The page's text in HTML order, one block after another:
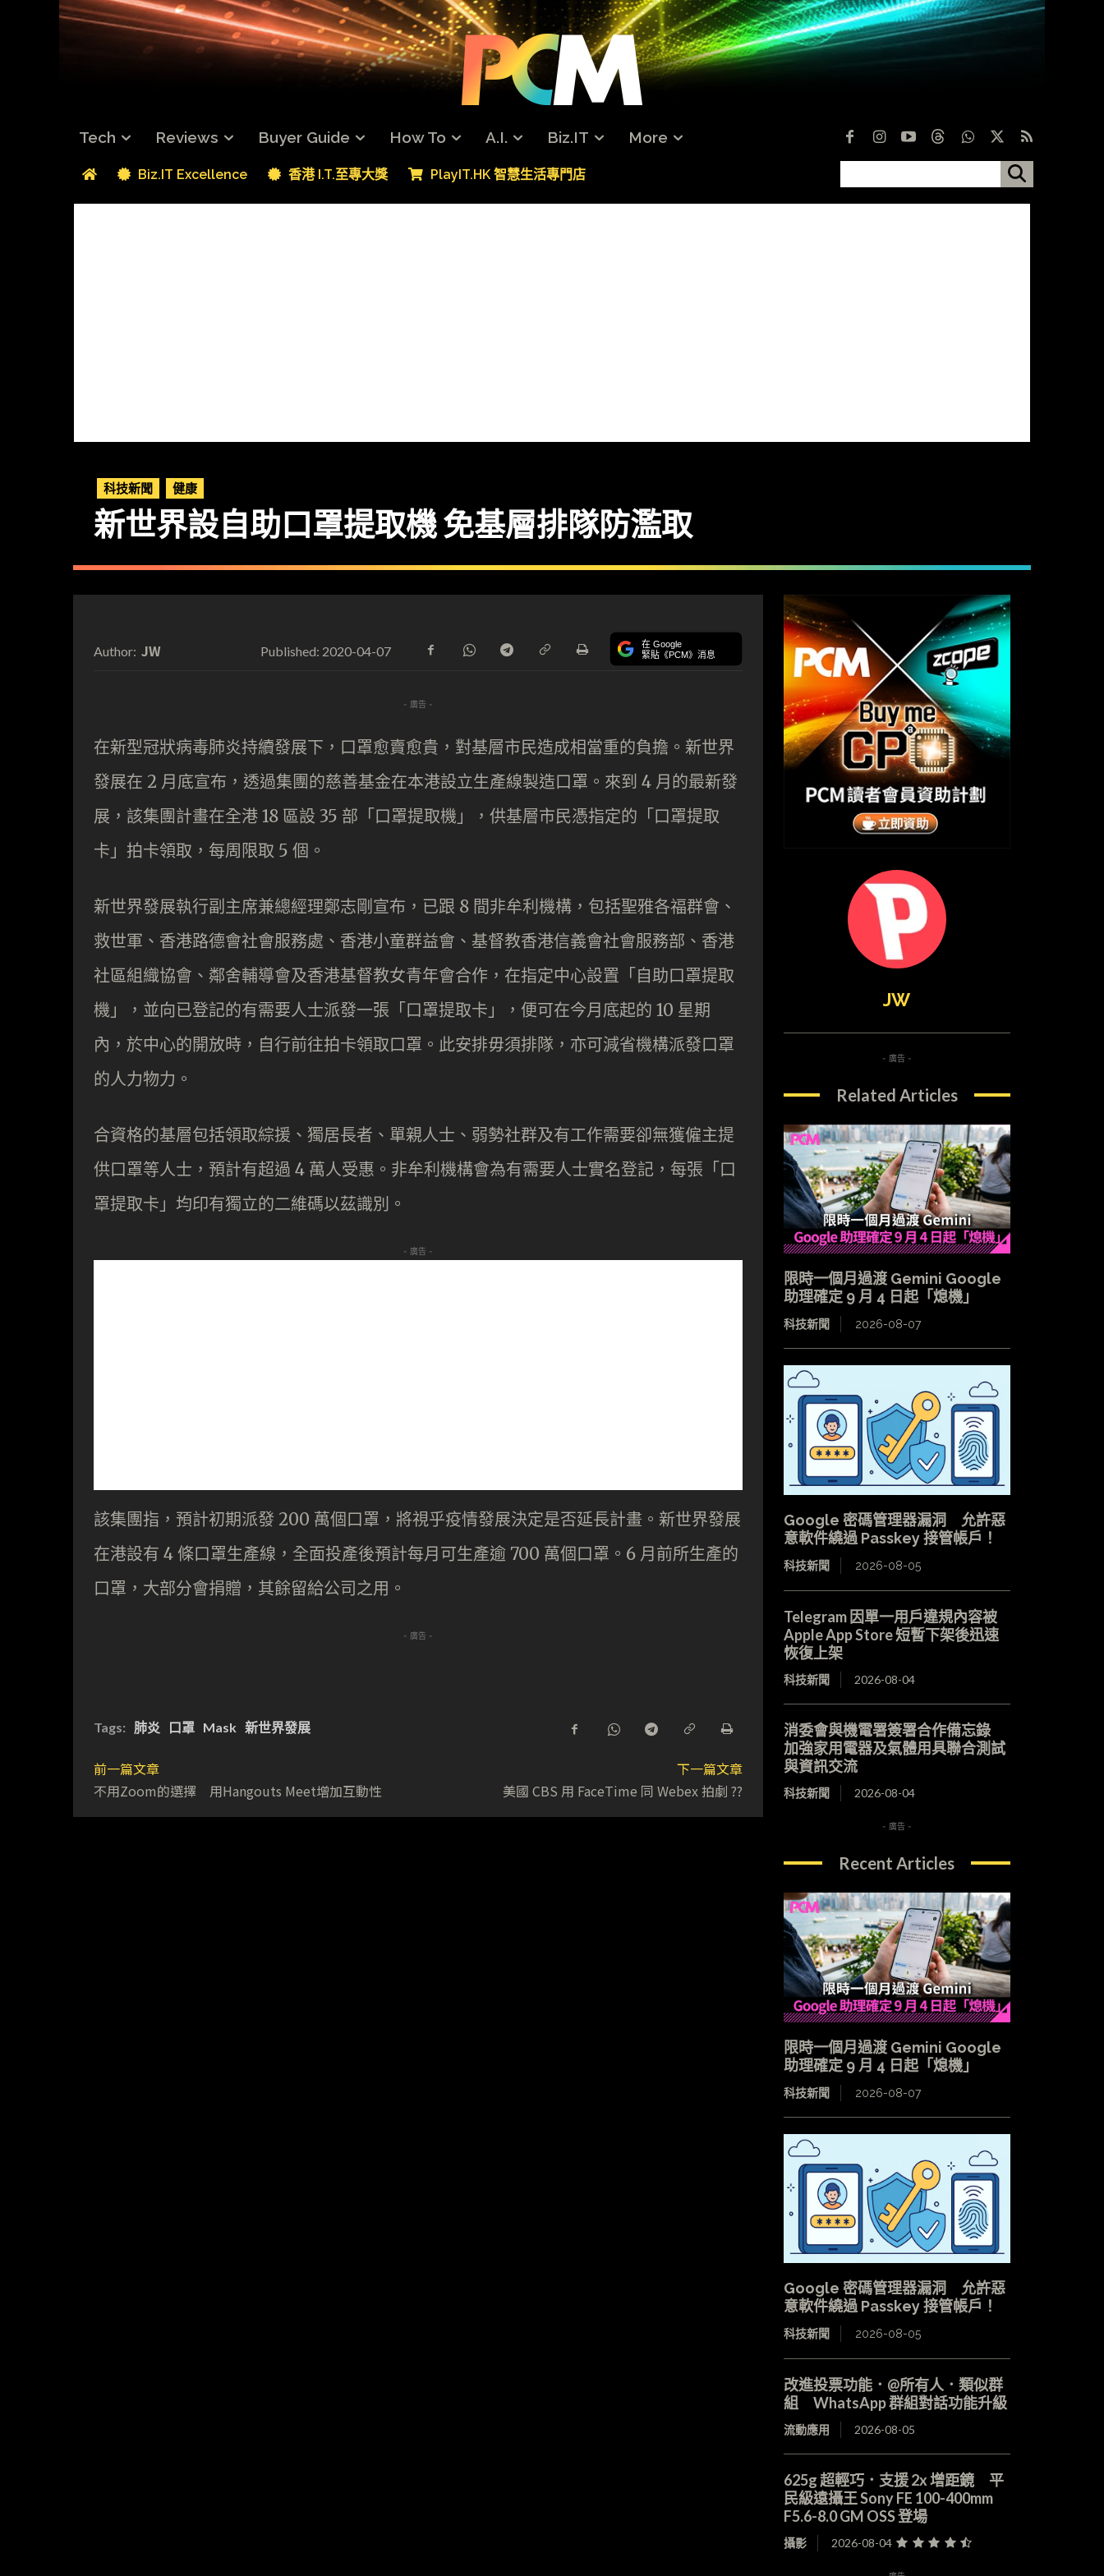
Tech Reviews Buyer Guide How To A.I. Biz.IT More
Biz.IT Excellence 香港 I.T.至專大獎 PlayIT.HK 智慧生活專門店
科技新聞 健康
新世界設自助口罩提取機 免基層排隊防濫取
Author: JW Published: 2020-04-07 在 Google
緊貼《PCM》消息
- 廣告 -
在新型冠狀病毒肺炎持續發展下，口罩愈賣愈貴，對基層市民造成相當重的負擔。新世界
發展在 2 月底宣布，透過集團的慈善基金在本港設立生產線製造口罩。來到 4 月的最新發
展，該集團計畫在全港 18 區設 35 部「口罩提取機」，供基層市民憑指定的「口罩提取
卡」拍卡領取，每周限取 5 個。
新世界發展執行副主席兼總經理鄭志剛宣布，已跟 8 間非牟利機構，包括聖雅各福群會、
救世軍、香港路德會社會服務處、香港小童群益會、基督教香港信義會社會服務部、香港
社區組織協會、鄰舍輔導會及香港基督教女青年會合作，在指定中心設置「自助口罩提取
機」，並向已登記的有需要人士派發一張「口罩提取卡」，便可在今月底起的 10 星期
內，於中心的開放時，自行前往拍卡領取口罩。此安排毋須排隊，亦可減省機構派發口罩
的人力物力。
合資格的基層包括領取綜援、獨居長者、單親人士、弱勢社群及有工作需要卻無獲僱主提
供口罩等人士，預計有超過 4 萬人受惠。非牟利機構會為有需要人士實名登記，每張「口
罩提取卡」均印有獨立的二維碼以茲識別。
- 廣告 -
該集團指，預計初期派發 200 萬個口罩，將視乎疫情發展決定是否延長計畫。新世界發展
在港設有 4 條口罩生產線，全面投產後預計每月可生產逾 700 萬個口罩。6 月前所生產的
口罩，大部分會捐贈，其餘留給公司之用。
- 廣告 -
Tags: 肺炎 口罩 Mask 新世界發展
前一篇文章
不用Zoom的選擇 用Hangouts Meet增加互動性
下一篇文章
美國 CBS 用 FaceTime 同 Webex 拍劇 ??
JW
- 廣告 -
Related Articles
限時一個月過渡 Gemini Google
助理確定 9 月 4 日起「熄機」
科技新聞 2026-08-07
Google 密碼管理器漏洞 允許惡
意軟件繞過 Passkey 接管帳戶！
科技新聞 2026-08-05
Telegram 因單一用戶違規內容被
Apple App Store 短暫下架後迅速
恢復上架
科技新聞 2026-08-04
消委會與機電署簽署合作備忘錄
加強家用電器及氣體用具聯合測試
與資訊交流
科技新聞 2026-08-04
- 廣告 -
Recent Articles
限時一個月過渡 Gemini Google
助理確定 9 月 4 日起「熄機」
科技新聞 2026-08-07
Google 密碼管理器漏洞 允許惡
意軟件繞過 Passkey 接管帳戶！
科技新聞 2026-08-05
改進投票功能．@所有人．類似群
組 WhatsApp 群組對話功能升級
流動應用 2026-08-05
625g 超輕巧．支援 2x 增距鏡 平
民級遠攝王 Sony FE 100-400mm
F5.6-8.0 GM OSS 登場
攝影 2026-08-04